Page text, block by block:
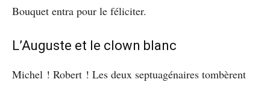
Bouquet entra pour le féliciter.
L’Auguste et le clown blanc
Michel ! Robert ! Les deux septuagénaires tombèrent